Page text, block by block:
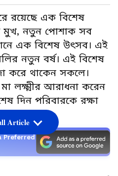
রয়েছে এক বিশেষ
মুখ, নতুন পোশাক সব
এক বিশেষ উৎসব। এই
নতুন বর্ষ। এই বিশেষ
করে থাকেন সকলে।
লক্ষ্মীর আরাধনা করেন
দিন পরিবারকে রক্ষা
Preferred
Article